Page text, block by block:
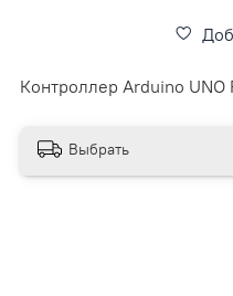
Контроллер Arduino
Выбрать